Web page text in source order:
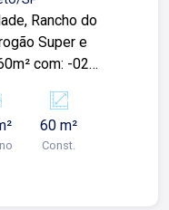
Rancho do
Super e
é
missão, nosso
60 m²
Const.